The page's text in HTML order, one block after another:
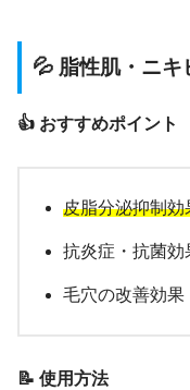
💦 脂性肌・ニキ
👍 おすすめポイント
皮脂分泌抑制効
抗炎症・抗菌
毛穴の改善効果
📝 使用方法